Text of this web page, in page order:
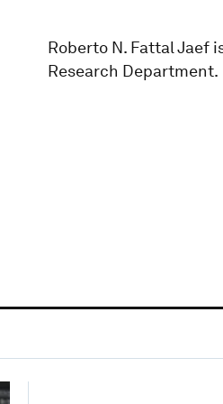
Roberto N. Fattal Jaef
Research Department.